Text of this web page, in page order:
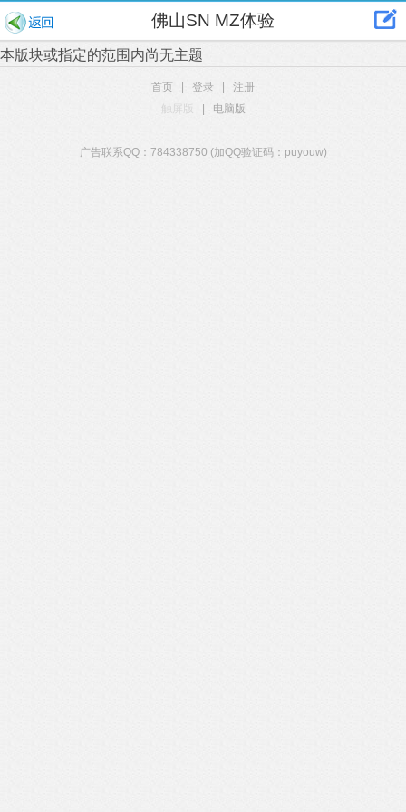
佛山SN MZ体验
本版块或指定的范围内尚无主题
首页 登录
注册
触屏版
电脑版
广告联系QQ：784338750 (加QQ验证码：puyouw)